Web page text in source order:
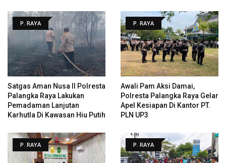
P. RAYA
Satgas Aman Nusa II Polresta
Palangka Raya Lakukan
Pemadaman Lanjutan
Karhutla Di Kawasan Hiu Putih
P. RAYA
Awali Pam Aksi Damai,
Polresta Palangka Raya Gelar
Apel Kesiapan Di Kantor PT.
PLN UP3
P. RAYA P. RAYA